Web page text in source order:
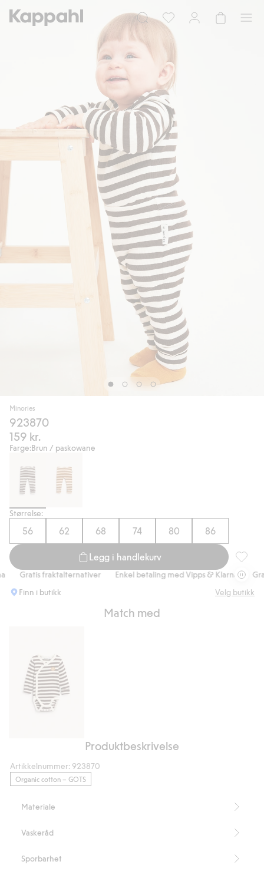
Minories
923870
159 kr.
Farge:Brun / paskowane
Størrelse:
56 62 68 74 80 86
Legg i handlekurv
Gratis fraktalternativer Enkel betaling med Vipps & Klarna
Finn i butikk
Velg butikk
Match med
med
broderi
Produktbeskrivelse
Artikkelnummer: 923870
Organic cotton – GOTS
Materiale
Vaskeråd
Sporbarhet